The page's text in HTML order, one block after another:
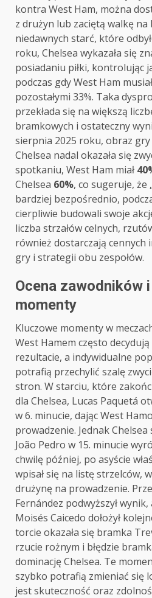
kontra West Ham, można
z drużyn lub zaciętą walkę na
niedawnych starć, które
roku, Chelsea wykazała się
posiadaniu piłki, kontrolując
podczas gdy West Ham
pozostałymi 33%. Taka
przekłada się na większą
bramkowych i ostateczny
sierpnia 2025 roku, obraz gry
Chelsea nadal okazała się
spotkaniu, West Ham miał
Chelsea 60%, co sugeruje, że
bardziej bezpośrednio,
cierpliwie budowali swoje
liczba strzałów celnych,
również dostarczają
gry i strategii obu zespołów.
Ocena zawodników
momenty
Kluczowe momenty w
West Hamem często
rezultacie, a indywidualne
potrafią przechylić szalę
stron. W starciu, które
dla Chelsea, Lucas Paquetá
w 6. minucie, dając West
prowadzenie. Jednak Chelsea
João Pedro w 15. minucie
chwilę później, po asyście
wpisał się na listę strzelców,
drużynę na prowadzenie.
Fernández podwyższył
Moisés Caicedo dołożył
torcie okazała się bramka
rzucie rożnym i błędzie
dominację Chelsea. Te
szybko potrafią zmieniać się
jest skuteczność oraz